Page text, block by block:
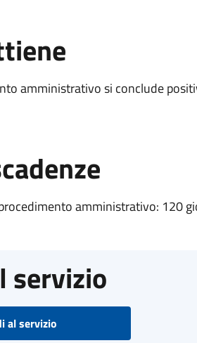
amministrativo si conclude
amministrativo: 120
servizio
al servizio